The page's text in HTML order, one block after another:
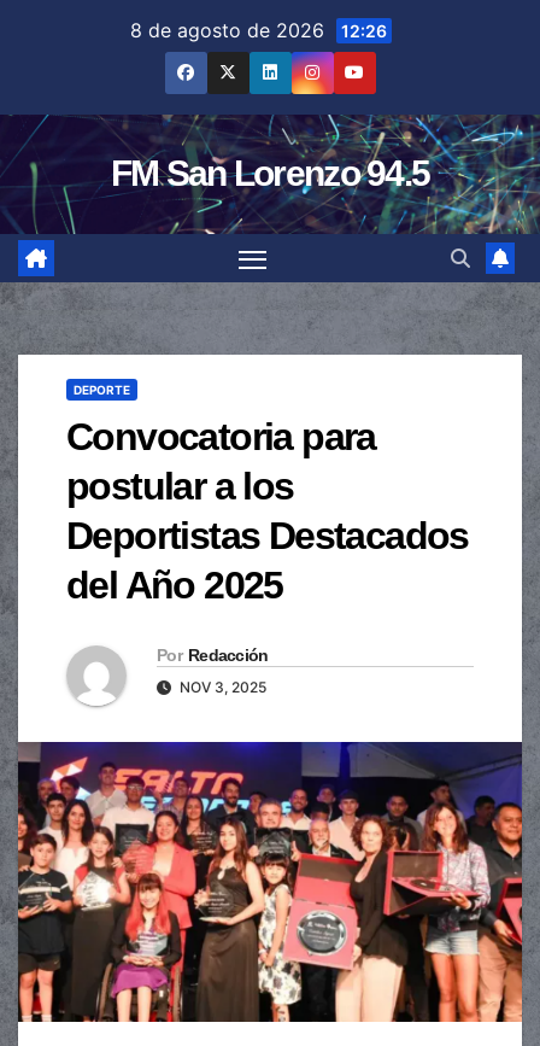
8 de agosto de 2026 12:26
FM San Lorenzo 94.5
DEPORTE
Convocatoria para
postular a los
Deportistas Destacados
del Año 2025
Por Redacción
NOV 3, 2025